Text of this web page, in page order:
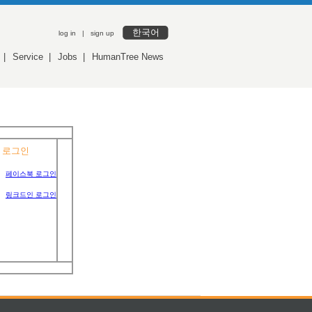
log in | sign up 한국어
Service Jobs HumanTree News
그인
페이스북 로그인
링크드인 로그인